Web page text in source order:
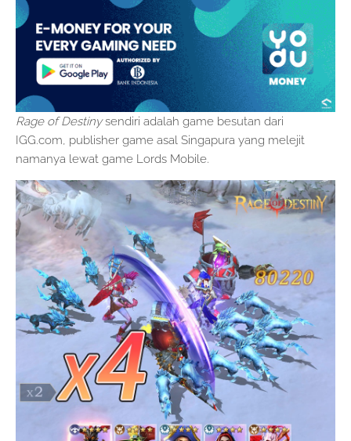
Rage of Destinysendiri adalah game besutan dari
IGG.com, publisher game asal Singapura yang melejit
namanya lewat game Lords Mobile.